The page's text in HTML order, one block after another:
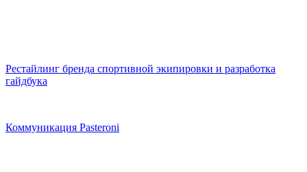
Рестайлинг бренда спортивной экипировки и разработка
гайдбука
Коммуникация Pasteroni